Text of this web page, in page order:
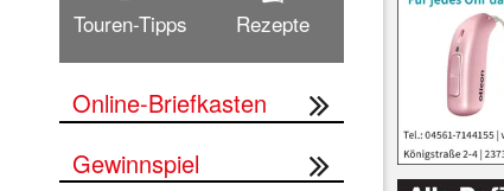
Touren-Tipps Rezepte
Online-Briefkasten
Gewinnspiel